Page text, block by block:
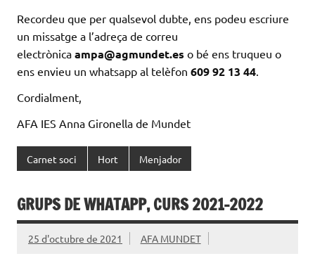
Recordeu que per qualsevol dubte, ens podeu escriure
un missatge a l’adreça de correu
electrònica ampa@agmundet.es o bé ens truqueu o
ens envieu un whatsapp al telèfon 609 92 13 44
Cordialment,
AFA IES Anna Gironella de Mundet
Carnet soci Hort Menjador
GRUPS DE WHATAPP, CURS 2021-2022
25 d'octubre de 2021 AFA MUNDET